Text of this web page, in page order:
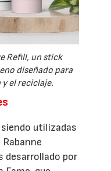
Refill, un stick
diseñado para
el reciclaje.
utilizadas
desarrollado por